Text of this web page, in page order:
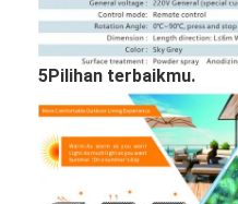
5Pilihan terbaikmu.